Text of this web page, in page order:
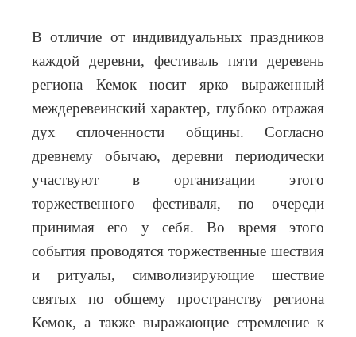
В отличие от индивидуальных праздников
каждой деревни, фестиваль пяти деревень
региона Кемок носит ярко выраженный
междеревеинский характер, глубоко отражая
дух сплоченности общины. Согласно
древнему обычаю, деревни периодически
участвуют в организации этого
торжественного фестиваля, по очереди
принимая его у себя. Во время этого
события проводятся торжественные шествия
и ритуалы, символизирующие шествие
святых по общему пространству региона
Кемок, а также выражающие стремление к